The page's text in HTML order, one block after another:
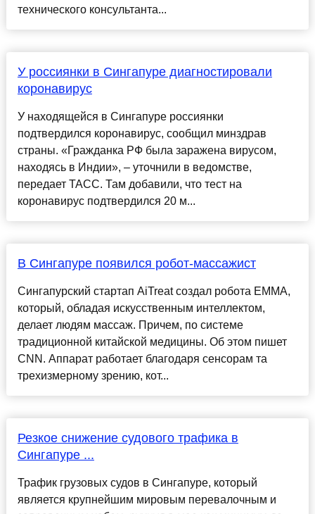
технического консультанта...
У россиянки в Сингапуре диагностировали
коронавирус
У находящейся в Сингапуре россиянки
подтвердился коронавирус, сообщил минздрав
страны. «Гражданка РФ была заражена вирусом,
находясь в Индии», – уточнили в ведомстве,
передает ТАСС. Там добавили, что тест на
коронавирус подтвердился 20 м...
В Сингапуре появился робот-массажист
Сингапурский стартап AiTreat создал робота EMMA,
который, обладая искусственным интеллектом,
делает людям массаж. Причем, по системе
традиционной китайской медицины. Об этом пишет
CNN. Аппарат работает благодаря сенсорам та
трехизмерному зрению, кот...
Резкое снижение судового трафика в
Сингапуре ...
Трафик грузовых судов в Сингапуре, который
является крупнейшим мировым перевалочным и